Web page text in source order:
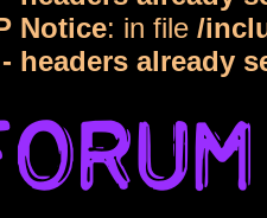
Notice: in file /
headers already